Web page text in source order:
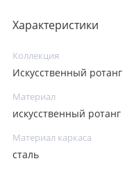
Характеристики
Коллекция
Искусственный ротанг
Материал
искусственный ротанг
Материал каркаса
сталь